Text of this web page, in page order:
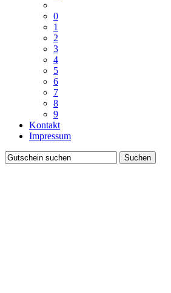
0
1
2
3
4
5
6
7
8
9
Kontakt
Impressum
Suchen